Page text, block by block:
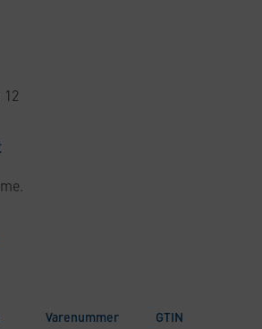
Varenummer GTIN